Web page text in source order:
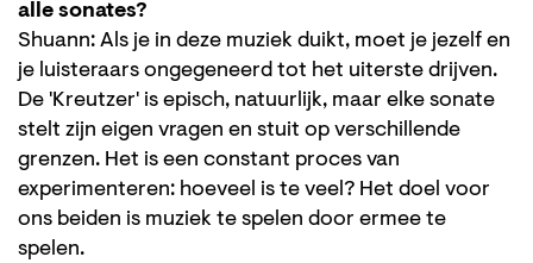
alle sonates?
Shuann: Als je in deze muziek duikt, moet je jezelf en
je luisteraars ongegeneerd tot het uiterste drijven.
De 'Kreutzer' is episch, natuurlijk, maar elke sonate
stelt zijn eigen vragen en stuit op verschillende
grenzen. Het is een constant proces van
experimenteren: hoeveel is te veel? Het doel voor
ons beiden is muziek te spelen door ermee te
spelen.